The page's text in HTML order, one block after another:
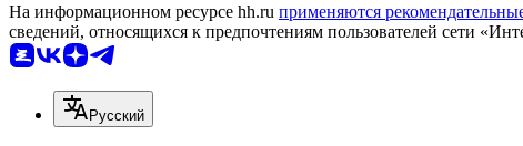
На информационном ресурсе hh.ru применяются
сведений, относящихся к предпочтениям пользователей сети
Русский